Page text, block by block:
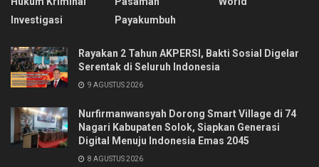
Investigasi
Payakumbuh
Rayakan 2 Tahun AKPERSI, Bakti Sosial Digelar
Serentak di Seluruh Indonesia
9 AGUSTUS 2026
Nurfirmanwansyah Dorong Smart Village di 74
Nagari Kabupaten Solok, Siapkan Generasi
Digital Menuju Indonesia Emas 2045
8 AGUSTUS 2026